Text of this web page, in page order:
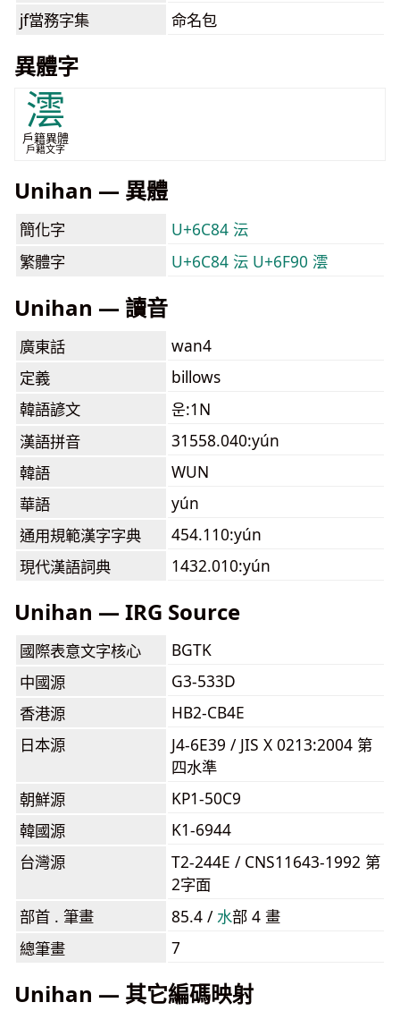
jf當務字集 命名包
異體字
澐
戶籍異體
戶籍文字
Unihan — 異體
簡化字
U+6C84 沄
繁體字
U+6C84 沄 U+6F90 澐
Unihan — 讀音
廣東話
wan4
定義
billows
韓語諺文
운:1N
漢語拼音
31558.040:yún
韓語
WUN
華語
yún
通用規範漢字字典
454.110:yún
現代漢語詞典
1432.010:yún
Unihan — IRG Source
國際表意文字核心
BGTK
中國源
G3-533D
香港源
HB2-CB4E
日本源
J4-6E39 / JIS X 0213:2004 第
四水準
朝鮮源
KP1-50C9
韓國源
K1-6944
台灣源
T2-244E / CNS11643-1992 第
2字面
部首 . 筆畫
85.4 /⽔部 4 畫
總筆畫
7
Unihan — 其它編碼映射